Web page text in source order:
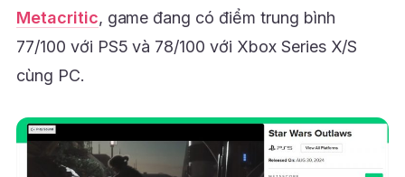
Metacritic, game đang có điểm trung bình
77/100 với PS5 và 78/100 với Xbox Series X/S
cùng PC.